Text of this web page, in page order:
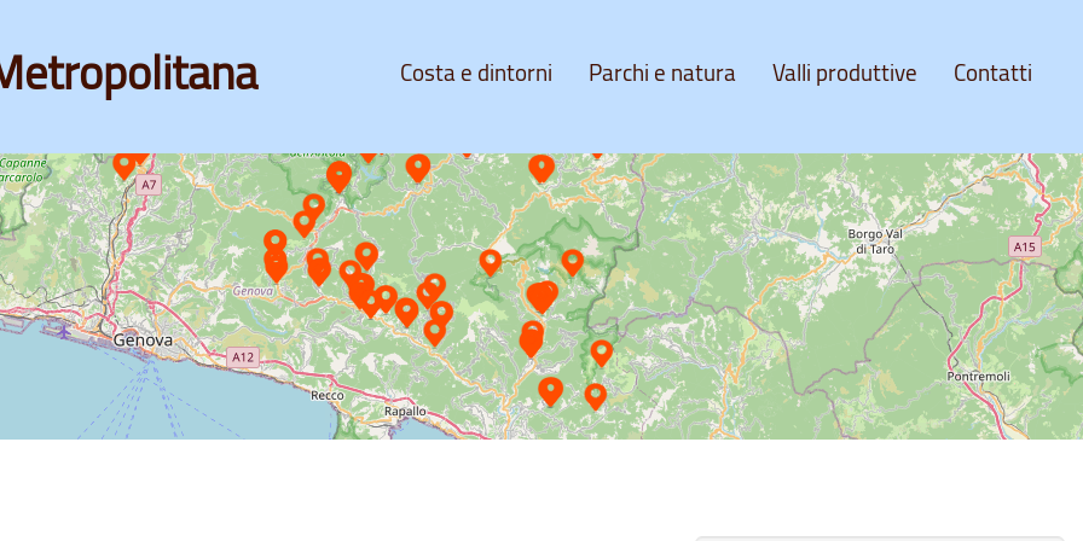
Costa e dintorni Parchi e natura Valli produttive Contatti